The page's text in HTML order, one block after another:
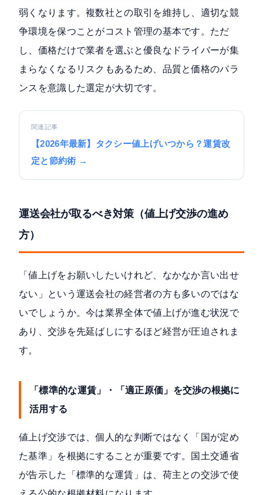
弱くなります。複数社との取引を維持し、適切な競
争環境を保つことがコスト管理の基本です。ただ
し、価格だけで業者を選ぶと優良なドライバーが集
まらなくなるリスクもあるため、品質と価格のバラ
ンスを意識した選定が大切です。
関連記事
【2026年最新】タクシー値上げいつから？運賃改
定と節約術 →
運送会社が取るべき対策（値上げ交渉の進め
方）
「値上げをお願いしたいけれど、なかなか言い出せ
ない」という運送会社の経営者の方も多いのではな
いでしょうか。今は業界全体で値上げが進む状況で
あり、交渉を先延ばしにするほど経営が圧迫されま
す。
「標準的な運賃」・「適正原価」を交渉の根拠に
活用する
値上げ交渉では、個人的な判断ではなく「国が定め
た基準」を根拠にすることが重要です。国土交通省
が告示した「標準的な運賃」は、荷主との交渉で使